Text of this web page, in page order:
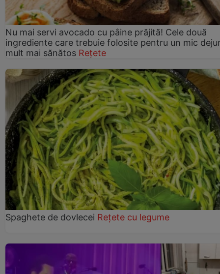
Nu mai servi avocado cu pâine prăjită! Cele două
ingrediente care trebuie folosite pentru un mic
mult mai sănătos Rețete
Spaghete de dovlecei Rețete cu legume